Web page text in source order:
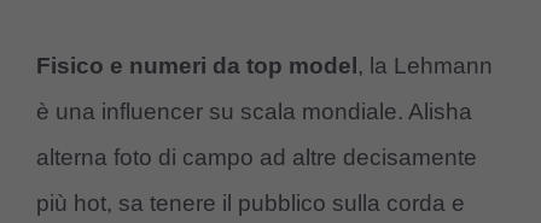
Fisico e numeri da top model, la Lehmann
è una influencer su scala mondiale. Alisha
alterna foto di campo ad altre decisamente
più hot, sa tenere il pubblico sulla corda e